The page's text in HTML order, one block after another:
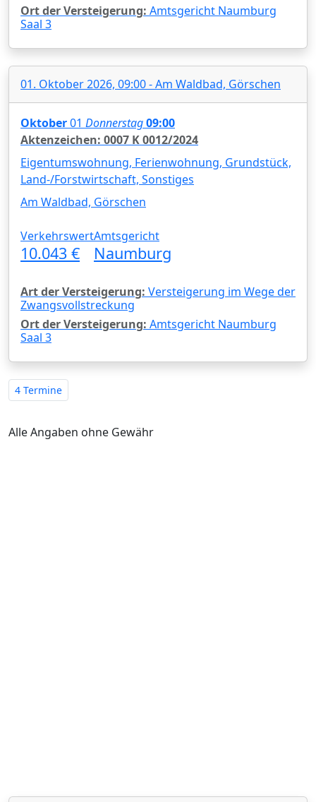
Ort der Versteigerung: Amtsgericht Naumburg
Saal 3
01. Oktober 2026, 09:00 - Am Waldbad, Görschen
Oktober01 Donnerstag09:00
Aktenzeichen: 0007 K 0012/2024
Eigentumswohnung, Ferienwohnung, Grundstück,
Land-/Forstwirtschaft, Sonstiges
Am Waldbad, Görschen
Verkehrswert
10.043 €
Amtsgericht
Naumburg
Art der Versteigerung: Versteigerung im Wege der
Zwangsvollstreckung
Ort der Versteigerung: Amtsgericht Naumburg
Saal 3
4 Termine
Alle Angaben ohne Gewähr